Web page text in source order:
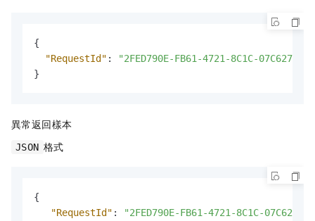
{
"RequestId" :
"2FED790E-FB61-4721-8C1C-
}
異常返回樣本
JSON 格式
{
"RequestId" :
"2FED790E-FB61-4721-8C1C-